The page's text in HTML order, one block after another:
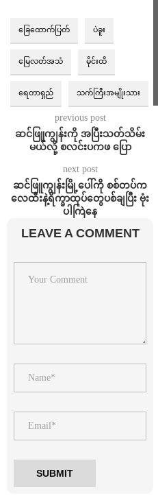
ခြေထောက်ပြတ် ပဲခူး
မြေလတ်အသံ မိုင်းထိ
ရေတာရှည် သက်ကြီးအမျိုးသား
previous post
ဆင်ဖြူကျွန်းကို အပြီးသတ်သိမ်း
မယ်လို့ စလင်းပကဖ ပြော
next post
ဆင်ဖြူကျွန်းမြို့ပေါ်ကို စစ်တပ်က
လေထီးနဲ့ရိက္ခာထုပ်တွေပစ်ချပြီး ဗုံး
ပါကြဲနေ
LEAVE A COMMENT